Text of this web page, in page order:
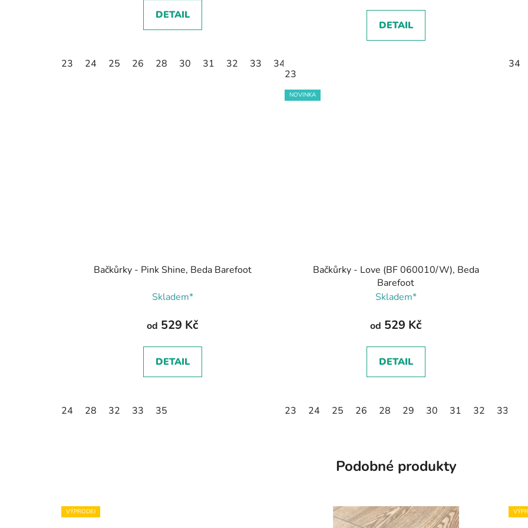
DETAIL
23 24 25 26 28 30 31 32 33 34
DETAIL
23
34
Bačkůrky - Pink Shine, Beda Barefoot
Skladem*
od 529 Kč
DETAIL
24 28 32 33 35
NOVINKA
Bačkůrky - Love (BF 060010/W), Beda
Barefoot
Skladem*
od 529 Kč
DETAIL
23 24 25 26 28 29 30 31 32 33
Podobné produkty
VÝPRODEJ